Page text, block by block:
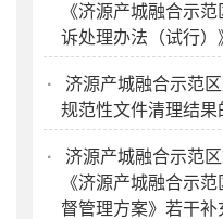
《济源产城融合示
诉处理办法（试行）
·
济源产城融合示范
规范性文件清理结果
·
济源产城融合示范
《济源产城融合示
督管理方案》若干补